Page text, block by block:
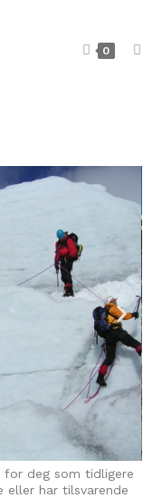
0
for deg som tidligere
eller har tilsvarende